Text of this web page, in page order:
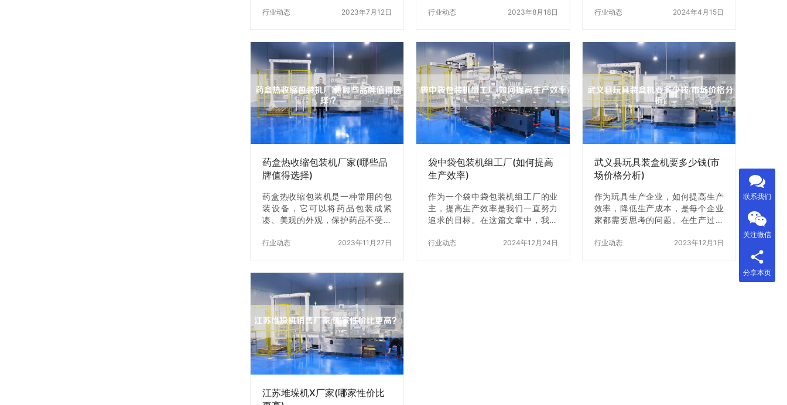
美、高档。而在众多的化妆品装盒
己的款式呢？下面，我们就来一起
看看。 一、了解自己的需求 在选择
化妆品装盒机时，首先要了解自己
的需求。不同的化妆品产品，需要
不同的包装方式，因此需要选择适
合自己产品的装盒机。比如，一些
化妆品产品需要采用自动化的装盒
机，而一些小批量的化妆品产品则
可以采用手动装盒机。 二、选择可
行业动态 2023年7月12日
变质、发霉。为了解决这个问题，
究竟能否解决大米的保质期难题
呢？ 一、大米真空包装机的工作原
理 大米真空包装机是一种将大米放
入袋中，然后通过真空抽气将袋子
内部的空气X，z后将袋子密封的设
备。大米真空包装机的工作原理是
通过真空抽气将袋子内部的氧气X，
从而防止大米受到氧化，防止霉菌
滋生，达到保鲜的目的。 二、大米
行业动态 2023年8月18日
的包装也是一个非常重要的环节，
包装机就是一种专门用于包装干燥
剂的机器，它可以将干燥剂自动包
装成不同规格的袋子或其他包装形
式。但是，如何选择适合自己的干
燥剂包装机呢？ 一、了解干燥剂包
装机的种类 干燥剂包装机种类繁
多，根据包装形式可以分为袋装干
燥剂包装机、瓶装干燥剂包装机、
罐装干燥剂包装机等；根据包装材
行业动态 2024年4月15日
药盒热收缩包装机厂家(哪些品
牌值得选择)
药盒热收缩包装机是一种常用的包
装设备，它可以将药品包装成紧
凑、美观的外观，保护药品不受外
断增加，越来越多的药盒热收缩包
下面我们来一一介绍。 一、欧普瑞
机械 欧普瑞机械是一家专业生产药
盒热收缩包装机的厂家，其产品质
量可靠，性能稳定，深受广大用户
的信赖和好评。欧普瑞机械的药盒
热收缩包装机采用先进的技术，结
合国内外先进的技术和经验，研制
出了性能稳定、操作简单、维护方
便的药盒热收缩包装机。此外，欧
行业动态 2023年11月27日
袋中袋包装机组工厂(如何提高
生产效率)
作为一个袋中袋包装机组工厂的业
主，提高生产效率是我们一直努力
追求的目标。在这篇文章中，我将
知识和经验，希望对你有所帮助。
行业动态 2024年12月24日
武义县玩具装盒机要多少钱(市
场价格分析)
作为玩具生产企业，如何提高生产
效率，降低生产成本，是每个企业
家都需要思考的问题。在生产过程
之一。那么，武义县玩具装盒机要
行业动态 2023年12月1日
江苏堆垛机X厂家(哪家性价比
联系我们
关注微信
分享本页